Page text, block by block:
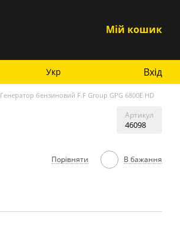
Мій кошик
Укр Вхід
Генератор бензиновий F.F Group GPG 6800E HD
Артикул
46098
Порівняти В бажання